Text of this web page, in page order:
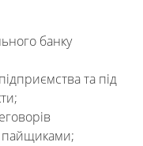
банку
та під
пайщиками;